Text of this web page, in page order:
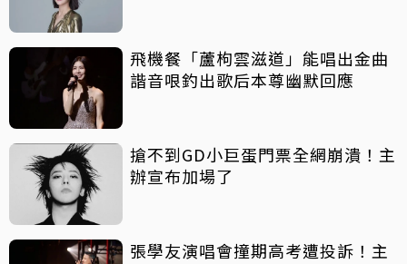
飛機餐「蘆枸雲滋道」能唱出金曲
諧音哏釣出歌后本尊幽默回應
搶不到GD小巨蛋門票全網崩潰！主
辦宣布加場了
張學友演唱會撞期高考遭投訴！主